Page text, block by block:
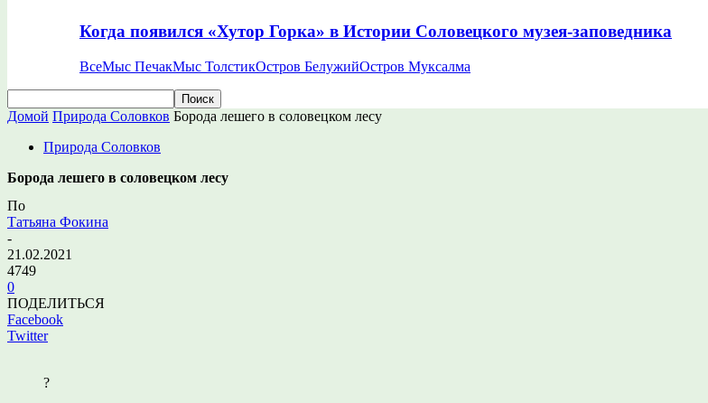
Когда появился «Хутор Горка» в Истории Соловецкого музея-заповедника
ВсеМыс ПечакМыс ТолстикОстров БелужийОстров Муксалма
Домой Природа Соловков Борода лешего в соловецком лесу
Природа Соловков
Борода лешего в соловецком лесу
По
Татьяна Фокина
-
21.02.2021
4749
0
ПОДЕЛИТЬСЯ
Facebook
Twitter
?